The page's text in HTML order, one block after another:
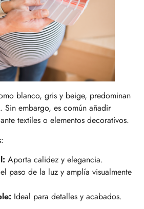
blanco, gris y beige, predominan
Sin embargo, es común añadir
textiles o elementos decorativos.
Aporta calidez y elegancia.
paso de la luz y amplía visualmente
Ideal para detalles y acabados.